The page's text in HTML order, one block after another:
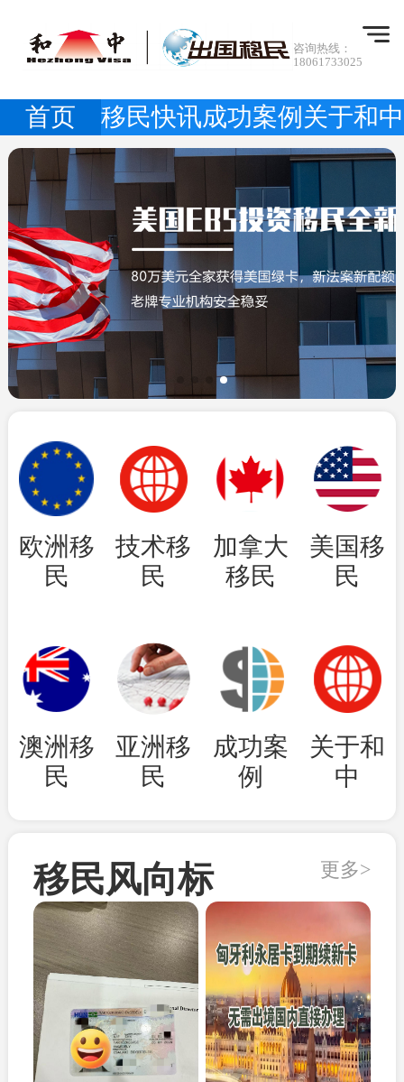
咨询热线：
18061733025
首页 移民快讯成功案例 关于和中
欧洲移
民
技术移
民
加拿大
移民
美国移
民
澳洲移
民
亚洲移
民
成功案
例
关于和
中
移民风向标 更多>